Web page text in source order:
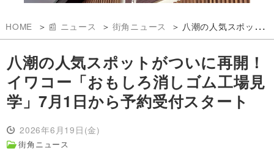
HOME 📰 ニュース 街角ニュース 八潮の人気スポットがついに再開！イワコー「おもしろ消しゴム工場見学」7月1日から予約受付スタート
八潮の人気スポットがついに再開！
イワコー「おもしろ消しゴム工場見
学」7月1日から予約受付スタート
2026年6月19日(金)
街角ニュース